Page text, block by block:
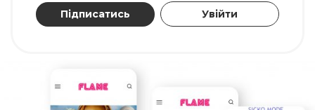
Підписатись Увійти